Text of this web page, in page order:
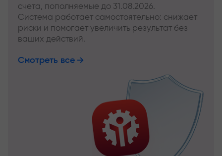
счета, пополняемые до 31.08.2026.
Система работает самостоятельно: снижает
риски и помогает увеличить результат без
ваших действий.
Смотреть все